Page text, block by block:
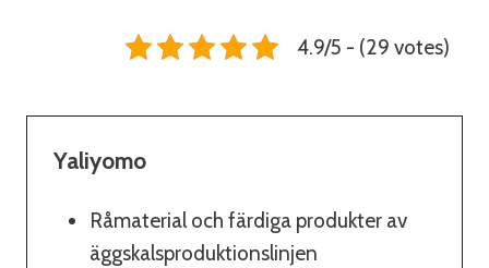
4.9/5 - (29 votes)
Yaliyomo
Råmaterial och färdiga produkter av
äggskalsproduktionslinjen